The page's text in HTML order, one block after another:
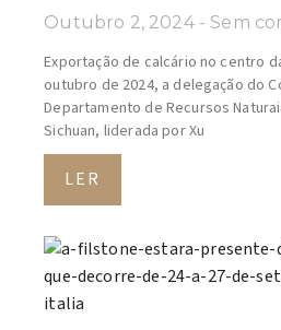
Outubro 2, 2024 Sem
Exportação de calcário no centro
outubro de 2024, a delegação do
Departamento de Recursos
Sichuan, liderada por Xu
LER